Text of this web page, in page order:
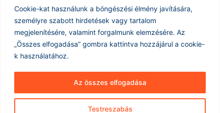
Cookie-kat használunk a böngészési élmény javítására,
személyre szabott hirdetések vagy tartalom
megjelenítésére, valamint forgalmunk elemzésére. Az
„Összes elfogadása” gombra kattintva hozzájárul a cookie-
k használatához.
Testreszabás
Az összes elfogadása
került a figyelem középpontjába több plágiumváddal
kapcsolatban, távozott pozíciójából, miután az egyetem...
Tovább olvasom »